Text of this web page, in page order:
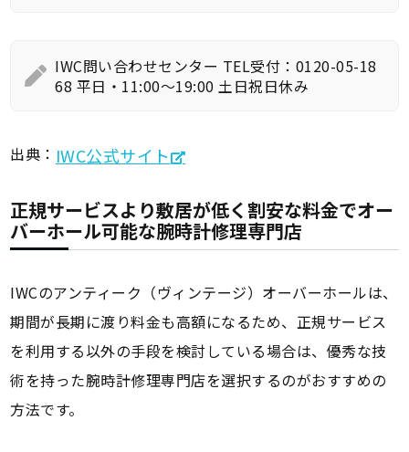
IWC問い合わせセンター TEL受付：0120-05-18
68 平日・11:00～19:00 土日祝日休み
出典： IWC公式サイト
正規サービスより敷居が低く割安な料金でオー
バーホール可能な腕時計修理専門店
IWCのアンティーク（ヴィンテージ）オーバーホールは、
期間が長期に渡り料金も高額になるため、正規サービス
を利用する以外の手段を検討している場合は、優秀な技
術を持った腕時計修理専門店を選択するのがおすすめの
方法です。